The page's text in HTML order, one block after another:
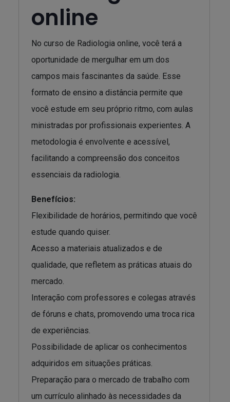
online
No curso de Radiologia online, você terá a
oportunidade de mergulhar em um dos
campos mais fascinantes da saúde. Esse
formato de ensino a distância permite que
você estude em seu próprio ritmo, com aulas
ministradas por profissionais experientes. A
metodologia é envolvente e acessível,
facilitando a compreensão dos conceitos
essenciais da radiologia.
Benefícios:
Flexibilidade de horários, permitindo que você
estude quando quiser.
Acesso a materiais atualizados e de
qualidade, que refletem as práticas atuais do
mercado.
Interação com professores e colegas através
de fóruns e chats, promovendo uma troca rica
de experiências.
Possibilidade de aplicar os conhecimentos
adquiridos em situações práticas.
Preparação para o mercado de trabalho com
um currículo alinhado às necessidades da